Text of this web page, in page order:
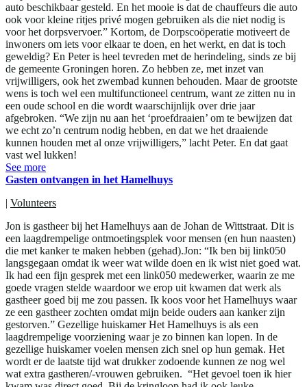
auto beschikbaar gesteld. En het mooie is dat de chauffeurs die auto
ook voor kleine ritjes privé mogen gebruiken als die niet nodig is
voor het dorpsvervoer.” Kortom, de Dorpscoöperatie motiveert de
inwoners om iets voor elkaar te doen, en het werkt, en dat is toch
geweldig? En Peter is heel tevreden met de herindeling, sinds ze bij
de gemeente Groningen horen. Zo hebben ze, met inzet van
vrijwilligers, ook het zwembad kunnen behouden. Maar de grootste
wens is toch wel een multifunctioneel centrum, want ze zitten nu in
een oude school en die wordt waarschijnlijk over drie jaar
afgebroken. “We zijn nu aan het ‘proefdraaien’ om te bewijzen dat
we echt zo’n centrum nodig hebben, en dat we het draaiende
kunnen houden met al onze vrijwilligers,” lacht Peter. En dat gaat
vast wel lukken!
See more
Gasten ontvangen in het Hamelhuys
| Volunteers
Jon is gastheer bij het Hamelhuys aan de Johan de Wittstraat. Dit is
een laagdrempelige ontmoetingsplek voor mensen (en hun naasten)
die met kanker te maken hebben (gehad).Jon: “Ik ben bij link050
langsgegaan omdat ik weer wat wilde doen en ik wist niet goed wat.
Ik had een fijn gesprek met een link050 medewerker, waarin ze me
goede vragen stelde waardoor we erop uit kwamen dat werk als
gastheer goed bij me zou passen. Ik koos voor het Hamelhuys waar
ze een gastheer zochten omdat mijn beide ouders aan kanker zijn
gestorven.” Gezellige huiskamer Het Hamelhuys is als een
laagdrempelige voorziening waar je zo binnen kan lopen. In de
gezellige huiskamer voelen mensen zich snel op hun gemak. Het
wordt er de laatste tijd wat drukker zodoende kunnen ze nog wel
wat extra gastheren/-vrouwen gebruiken. “Het gevoel toen ik hier